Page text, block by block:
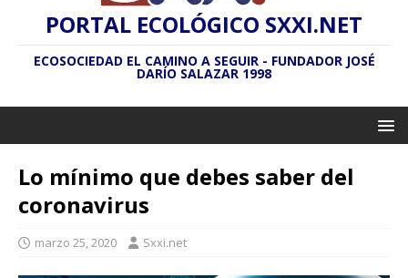
PORTAL ECOLÓGICO SXXI.NET
ECOSOCIEDAD EL CAMINO A SEGUIR - FUNDADOR JOSÉ
DARÍO SALAZAR 1998
Lo mínimo que debes saber del
coronavirus
marzo 25, 2020 Sxxi.net